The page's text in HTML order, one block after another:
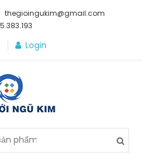
thegioingukim@gmail.com
Login
sản xuất